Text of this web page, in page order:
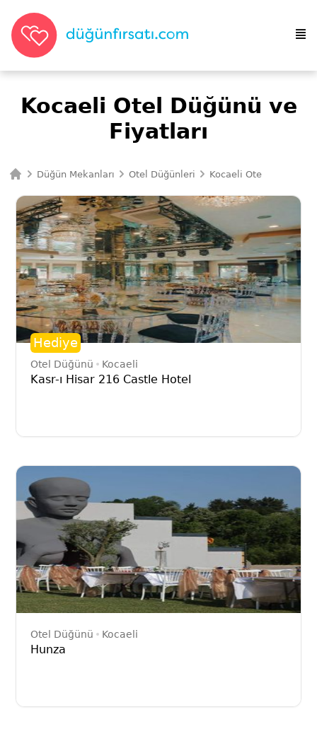
Kocaeli Otel Düğünü ve
Fiyatları
Düğün Mekanları Otel Düğünleri Kocaeli Otel Düğünleri
Hediye
Otel Düğünü Kocaeli
Kasr-ı Hisar 216 Castle Hotel
Otel Düğünü Kocaeli
Hunza